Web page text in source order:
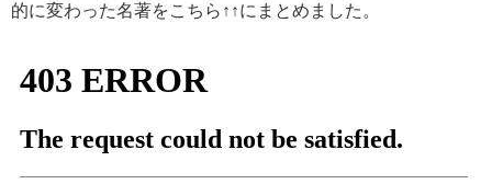
的に変わった名著をこちら↑↑にまとめました。